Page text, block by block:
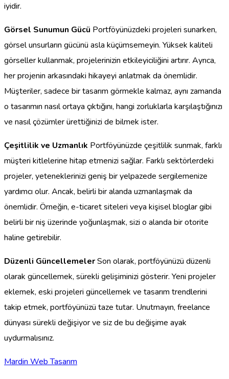
iyidir.
Görsel Sunumun Gücü Portföyünüzdeki projeleri sunarken,
görsel unsurların gücünü asla küçümsemeyin. Yüksek kaliteli
görseller kullanmak, projelerinizin etkileyiciliğini artırır. Ayrıca,
her projenin arkasındaki hikayeyi anlatmak da önemlidir.
Müşteriler, sadece bir tasarım görmekle kalmaz, aynı zamanda
o tasarımın nasıl ortaya çıktığını, hangi zorluklarla karşılaştığınızı
ve nasıl çözümler ürettiğinizi de bilmek ister.
Çeşitlilik ve Uzmanlık Portföyünüzde çeşitlilik sunmak, farklı
müşteri kitlelerine hitap etmenizi sağlar. Farklı sektörlerdeki
projeler, yeteneklerinizi geniş bir yelpazede sergilemenize
yardımcı olur. Ancak, belirli bir alanda uzmanlaşmak da
önemlidir. Örneğin, e-ticaret siteleri veya kişisel bloglar gibi
belirli bir niş üzerinde yoğunlaşmak, sizi o alanda bir otorite
haline getirebilir.
Düzenli GüncellemelerSon olarak, portföyünüzü düzenli
olarak güncellemek, sürekli gelişiminizi gösterir. Yeni projeler
eklemek, eski projeleri güncellemek ve tasarım trendlerini
takip etmek, portföyünüzü taze tutar. Unutmayın, freelance
dünyası sürekli değişiyor ve siz de bu değişime ayak
uydurmalısınız.
Mardin Web Tasarım